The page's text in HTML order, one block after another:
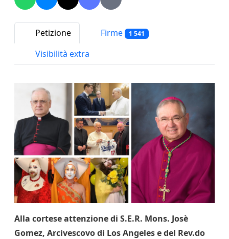
Petizione Firme 1 541
Visibilità extra
Alla cortese attenzione di S.E.R. Mons. Josè
Gomez, Arcivescovo di Los Angeles e del Rev.do